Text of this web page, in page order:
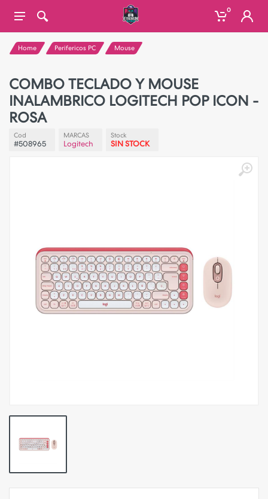
0
Home Perifericos PC Mouse
COMBO TECLADO Y MOUSE
INALAMBRICO LOGITECH POP ICON -
ROSA
Cod
#508965
MARCAS
Logitech
Stock
SIN STOCK